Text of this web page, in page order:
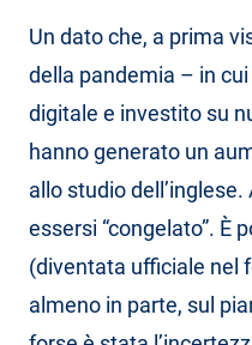
Un dato che, a prima
della pandemia – in
digitale e investito su
hanno generato un
allo studio
essersi “congelato”. È
(diventata ufficiale nel
almeno in parte, sul